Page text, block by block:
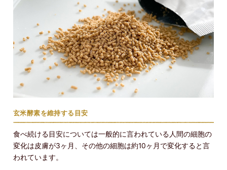
玄米酵素を維持する目安
食べ続ける目安については一般的に言われている人間の細胞の
変化は皮膚が3ヶ月、その他の細胞は約10ヶ月で変化すると言
われています。